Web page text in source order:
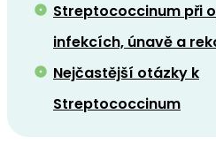
Streptococcinum při
infekcích, únavě a
Nejčastější otázky k
Streptococcinum